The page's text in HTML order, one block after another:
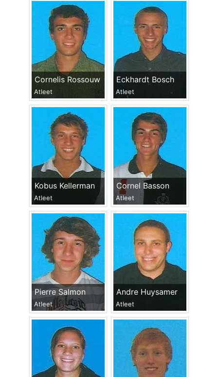
Cornelis Rossouw
Atleet
Eckhardt Bosch
Atleet
Kobus Kellerman
Atleet
Cornel Basson
Atleet
Pierre Salmon
Atleet
Andre Huysamer
Atleet